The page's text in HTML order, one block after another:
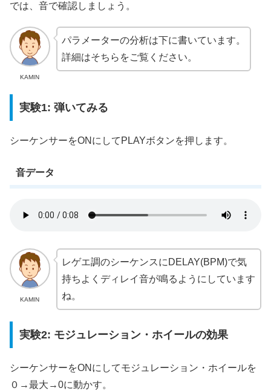
では、音で確認しましょう。
KAMIN
パラメーターの分析は下に書いています。
詳細はそちらをご覧ください。
実験1: 弾いてみる
シーケンサーをONにしてPLAYボタンを押します。
音データ
KAMIN
レゲエ調のシーケンスにDELAY(BPM)で気
持ちよくディレイ音が鳴るようにしています
ね。
実験2: モジュレーション・ホイールの効果
シーケンサーをONにしてモジュレーション・ホイールを
０→最大→0に動かす。